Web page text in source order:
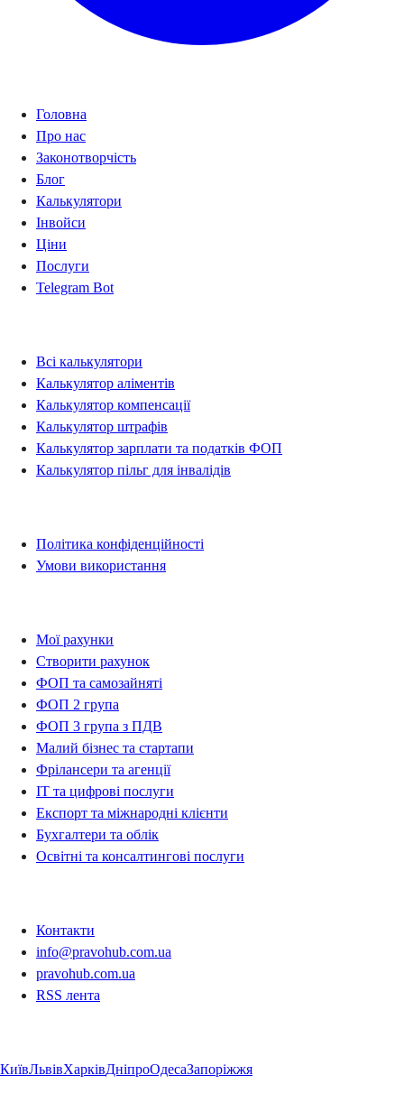
Головна
Про нас
Законотворчість
Блог
Калькулятори
Інвойси
Ціни
Послуги
Telegram Bot
Всі калькулятори
Калькулятор аліментів
Калькулятор компенсації
Калькулятор штрафів
Калькулятор зарплати та податків ФОП
Калькулятор пільг для інвалідів
Політика конфіденційності
Умови використання
Мої рахунки
Створити рахунок
ФОП та самозайняті
ФОП 2 група
ФОП 3 група з ПДВ
Малий бізнес та стартапи
Фрілансери та агенції
IT та цифрові послуги
Експорт та міжнародні клієнти
Бухгалтери та облік
Освітні та консалтингові послуги
Контакти
info@pravohub.com.ua
pravohub.com.ua
RSS лента
КиївЛьвівХарківДніпроОдесаЗапоріжжя